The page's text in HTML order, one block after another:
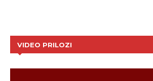
VIDEO PRILOZI